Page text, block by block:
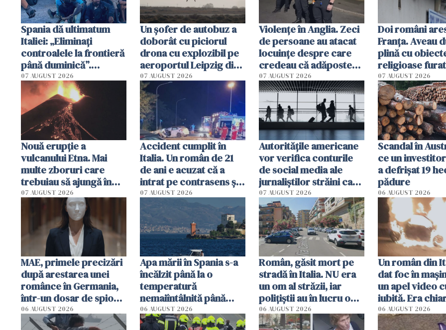
Spania dă ultimatum
Italiei: „Eliminați
controalele la frontieră
până duminică”.
Sanchez amenință cu
măsuri dure
07 AUGUST 2026
Un șofer de autobuz a
doborât cu piciorul
drona cu explozibil pe
aeroportul Leipzig din
Germania
07 AUGUST 2026
Violenţe în Anglia. Zeci
de persoane au atacat
locuinţe despre care
credeau că adăpostesc
solicitanţi de azil
07 AUGUST 2026
Doi români
Franța. Aveau
plină cu
religioase
biserici și
07 AUGUST 2026
Nouă erupție a
vulcanului Etna. Mai
multe zboruri care
trebuiau să ajungă în
Catania au fost deviate
07 AUGUST 2026
Accident cumplit în
Italia. Un român de 21
de ani e acuzat că a
intrat pe contrasens și a
omorât doi oameni
07 AUGUST 2026
Autorităţile americane
vor verifica conturile
de social media ale
jurnaliştilor străini care
aplică pentru viză
07 AUGUST 2026
Scandal în
ce un
a defrișat 19
pădure
06 AUGUST 2026
MAE, primele precizări
după arestarea unei
românce în Germania,
într-un dosar de spionaj
în favoarea Rusiei
06 AUGUST 2026
Apa mării în Spania s-a
încălzit până la o
temperatură
nemaiîntâlnită până
acum. Record absolut
în Mediterană
06 AUGUST 2026
Român, găsit mort pe
stradă în Italia. NU era
un om al străzii, iar
polițiștii au în lucru o
singură variantă
06 AUGUST 2026
Un român din
dat foc în
un apel video
iubită. Era
locuinței
Milano
06 AUGUST 2026